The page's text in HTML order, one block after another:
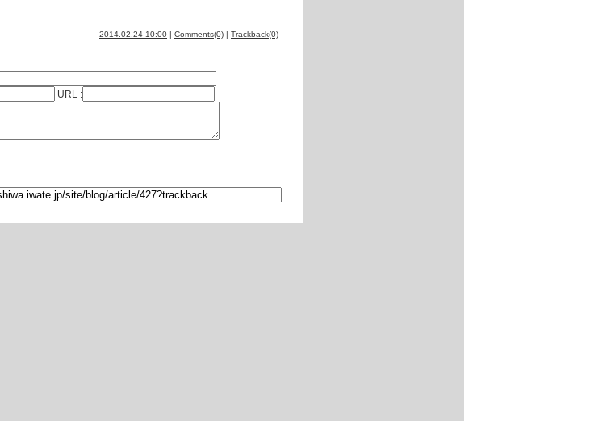
2014.02.24 10:00 | Comments(0) | Trackback(0)
URL :